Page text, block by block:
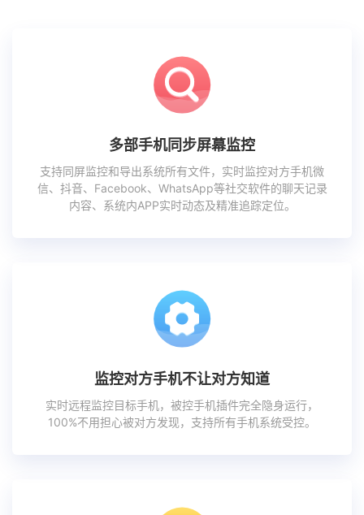
多部手机同步屏幕监控
支持同屏监控和导出系统所有文件，实时监控对方手机微
信、抖音、Facebook、WhatsApp等社交软件的聊天记录
内容、系统内APP实时动态及精准追踪定位。
监控对方手机不让对方知道
实时远程监控目标手机，被控手机插件完全隐身运行，
100%不用担心被对方发现，支持所有手机系统受控。